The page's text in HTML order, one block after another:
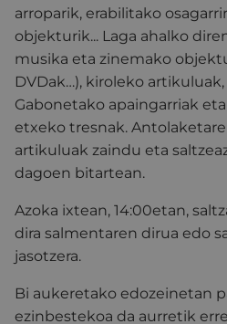
arroparik, erabilitako
objekturik... Laga ahalko
musika eta zinemako
DVDak…), kiroleko
Gabonetako apaingarriak
etxeko tresnak.
artikuluak zaindu eta
dagoen bitartean.
Azoka ixtean, 14:00etan,
dira salmentaren dirua edo
jasotzera.
Bi aukeretako edozeinetan
ezinbestekoa da aurretik